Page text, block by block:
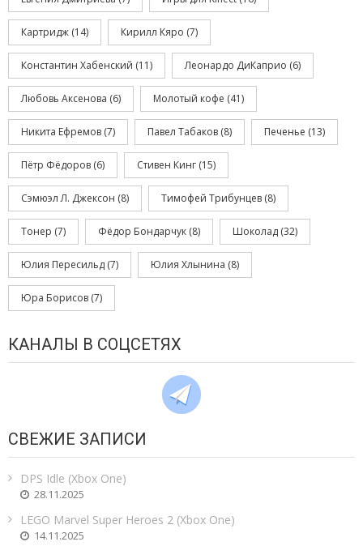
Картридж (14) Кирилл Кяро (7)
Константин Хабенский (11) Леонардо ДиКаприо (6)
Любовь Аксенова (6) Молотый кофе (41)
Никита Ефремов (7) Павел Табаков (8) Печенье (13)
Пётр Фёдоров (6) Стивен Кинг (15)
Сэмюэл Л. Джексон (8) Тимофей Трибунцев (8)
Тонер (7) Фёдор Бондарчук (8) Шоколад (32)
Юлия Пересильд (7) Юлия Хлынина (8)
Юра Борисов (7)
КАНАЛЫ В СОЦСЕТЯХ
СВЕЖИЕ ЗАПИСИ
DPS Idle (Xbox One)
28.11.2025
LEGO Marvel Super Heroes 2 (Xbox One)
14.11.2025